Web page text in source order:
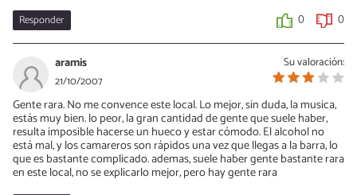
Responder 0 0
Su valoración:
aramis
21/10/2007
Gente rara. No me convence este local. Lo mejor, sin duda, la musica,
estás muy bien. lo peor, la gran cantidad de gente que suele haber,
resulta imposible hacerse un hueco y estar cómodo. El alcohol no
está mal, y los camareros son rápidos una vez que llegas a la barra, lo
que es bastante complicado. ademas, suele haber gente bastante rara
en este local, no se explicarlo mejor, pero hay gente rara